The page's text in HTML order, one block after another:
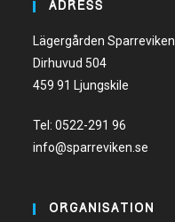
ADRESS
Lägergården Sparreviken
Dirhuvud 504
459 91 Ljungskile
Tel:0522-291 96
info@sparreviken.se
ORGANISATION